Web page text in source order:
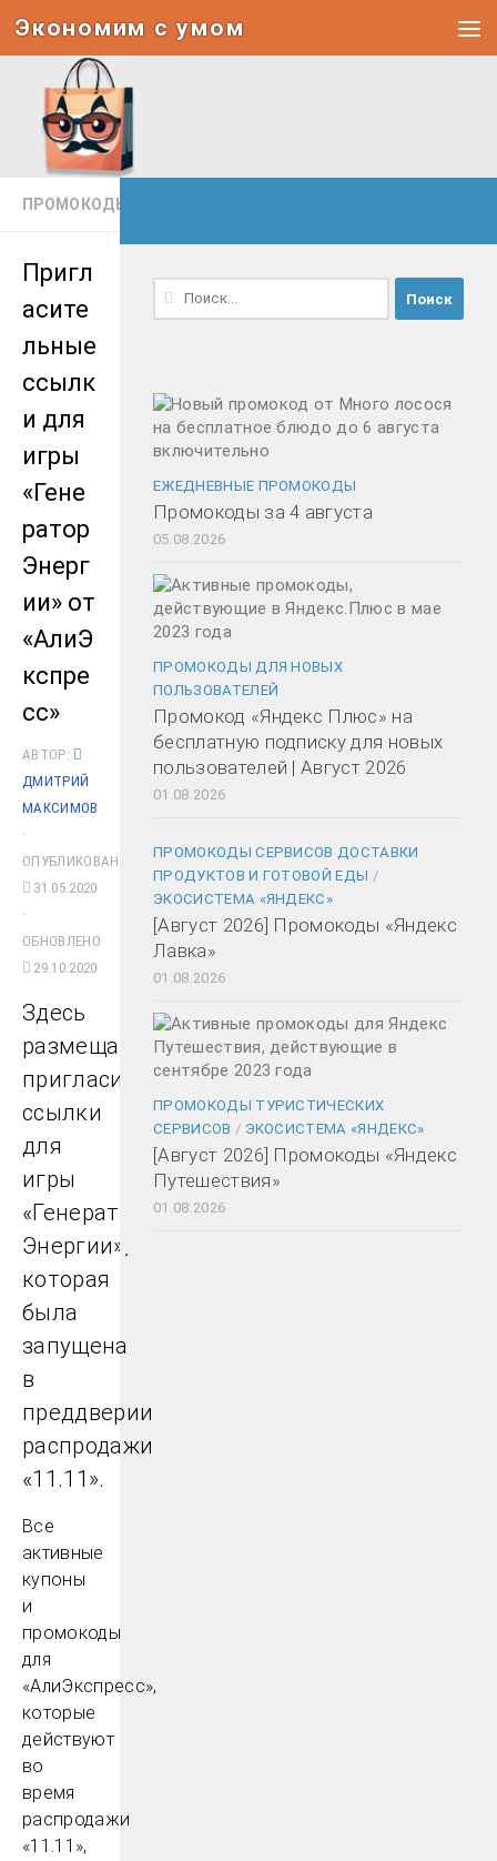
Под записью
Экономим с умом
ПРОМОКОДЫ
Пригл
асите
льные
ссылк
и для
игры
«Гене
ратор
Энерг
ии» от
«АлиЭ
кспре
сс»
АВТОР:
ДМИТРИЙ
МАКСИМОВ
·
ОПУБЛИКОВАНО
31.05.2020
·
ОБНОВЛЕНО
29.10.2020
Здесь
размещаются
пригласительные
ссылки
для
игры
«Генератор
Энергии»,
которая
была
запущена
в
преддверии
распродажи
«11.11».
Все
активные
купоны
и
промокоды
для
«АлиЭкспресс»,
которые
действуют
во
время
распродажи
«11.11»,
Найти:
ЕЖЕДНЕВНЫЕ ПРОМОКОДЫ
Промокоды за 4 августа
05.08.2026
ПРОМОКОДЫ ДЛЯ НОВЫХ
ПОЛЬЗОВАТЕЛЕЙ
Промокод «Яндекс Плюс» на
бесплатную подписку для новых
пользователей | Август 2026
01.08.2026
ПРОМОКОДЫ СЕРВИСОВ ДОСТАВКИ
ПРОДУКТОВ И ГОТОВОЙ ЕДЫ /
ЭКОСИСТЕМА «ЯНДЕКС»
[Август 2026] Промокоды «Яндекс
Лавка»
01.08.2026
ПРОМОКОДЫ ТУРИСТИЧЕСКИХ
СЕРВИСОВ / ЭКОСИСТЕМА «ЯНДЕКС»
[Август 2026] Промокоды «Яндекс
Путешествия»
01.08.2026